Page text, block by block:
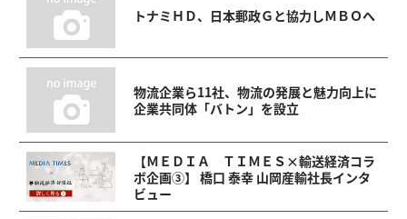
トナミＨＤ、日本郵政Ｇと協力しＭＢＯへ
物流企業ら11社、物流の発展と魅力向上に
企業共同体「バトン」を設立
【ＭＥＤＩＡ ＴＩＭＥＳ×輸送経済コラ
ボ企画③】 橋口 泰幸 山岡産輸社長インタ
ビュー